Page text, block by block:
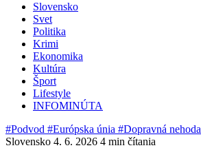
Slovensko
Svet
Politika
Krimi
Ekonomika
Kultúra
Šport
Lifestyle
INFOMINÚTA
#Podvod #Európska únia #Dopravná nehoda
Slovensko 4. 6. 2026 4 min čítania